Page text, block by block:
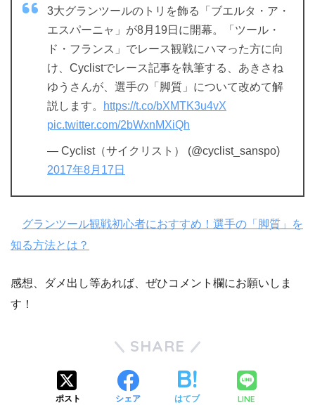
3大グランツールのトリを飾る「ブエルタ・ア・
エスパーニャ」が8月19日に開幕。「ツール・
ド・フランス」でレース観戦にハマった方に向
け、Cyclistでレース記事を執筆する、あきさね
ゆうさんが、選手の「脚質」について改めて解
説します。
https://t.co/bXMTK3u4vX
pic.twitter.com/2bWxnMXiQh
— Cyclist（サイクリスト） (@cyclist_sanspo)
2017年8月17日
グランツール観戦初心者におすすめ！選手の「脚質」を
知る方法とは？
感想、ダメ出し等あれば、ぜひコメント欄にお願いしま
す！
SHARE
ポスト シェア はてブ LINE